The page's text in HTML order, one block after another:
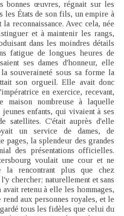
bonnes œuvres, régnait sur les
les États de son fils, un empire à
reconnaissance. Avec cela, née
et à maintenir les rangs,
dans les moindres détails
fatigue de longues heures de
ses dames d'honneur, elle
souveraineté sous sa forme la
son orgueil. Elle avait donc
en exercice, recevant,
maison nombreuse à laquelle
enfants, qui vivaient à ses
satellites. C'était auprès d'elle
un service de dames, de
pages, la splendeur des grandes
des présentations officielles.
voulait une cour et ne
la rencontrant plus que chez
chercher; naturellement et sans
retenu à elle les hommages,
aux personnes royales, et le
tous les fidèles que celui du